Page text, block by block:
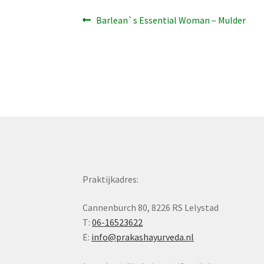
Bericht
Vorig
Barlean`s Essential Woman – Mulder
Praktijkadres:
Cannenburch 80, 8226 RS Lelystad
T:06-16523622
E: info@prakashayurveda.nl